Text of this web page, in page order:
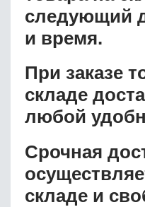
следующий
и время.
При заказе
складе
любой
Срочная
складе и